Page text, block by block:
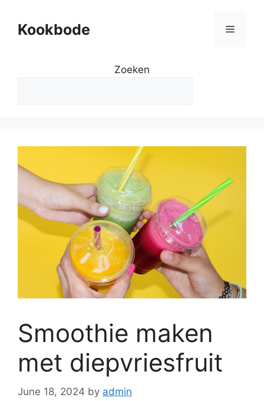
Kookbode
Zoeken
Smoothie maken
met diepvriesfruit
June 18, 2024 by admin